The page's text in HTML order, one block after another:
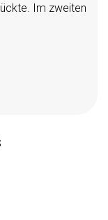
Im zweiten